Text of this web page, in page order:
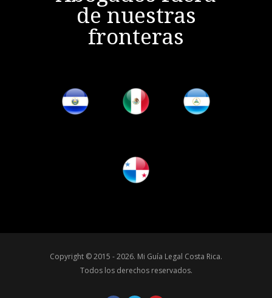
de nuestras
fronteras
Copyright © 2015 - 2026. Mi Guía Legal Costa Rica.
Todos los derechos reservados.